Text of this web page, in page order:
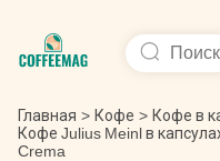
Главная > Кофе > Кофе в
Кофе Julius Meinl в
Crema